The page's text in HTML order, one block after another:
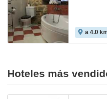
a 4.0
Hoteles más